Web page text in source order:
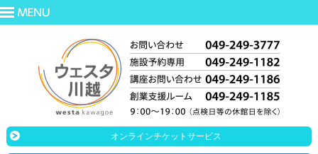
オンラインチケットサービス